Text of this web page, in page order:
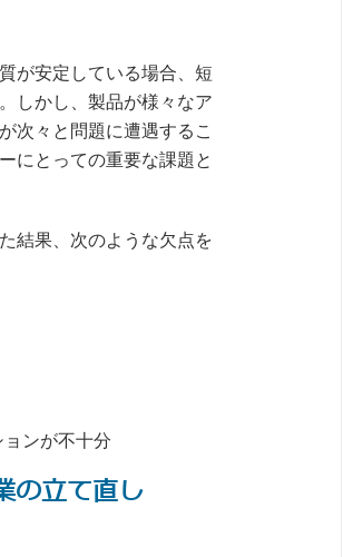
が安定している場合、短
しかし、製品が様々なア
次々と問題に遭遇するこ
にとっての重要な課題と
結果、次のような欠点を
ンが不十分
の立て直し